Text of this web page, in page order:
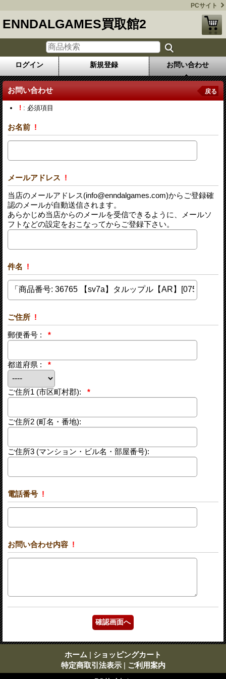
PCサイト
ENNDALGAMES買取館2
ログイン 新規登録 お問い合わせ
お問い合わせ 戻る
! : 必須項目
お名前 !
メールアドレス !
当店のメールアドレス(info@enndalgames.com)からご登録確
認のメールが自動送信されます。
あらかじめ当店からのメールを受信できるように、メールソ
フトなどの設定をおこなってからご登録下さい。
件名 !
ご住所 !
郵便番号 : *
都道府県 : *
ご住所1 (市区町村郡): *
ご住所2 (町名・番地):
ご住所3 (マンション・ビル名・部屋番号):
電話番号 !
お問い合わせ内容 !
ホーム | ショッピングカート
特定商取引法表示 | ご利用案内